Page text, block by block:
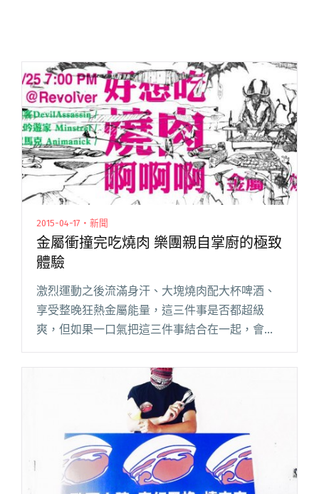
2015-04-17・新聞
金屬衝撞完吃燒肉 樂團親自掌廚的極致
體驗
激烈運動之後流滿身汗、大塊燒肉配大杯啤酒、
享受整晚狂熱金屬能量，這三件事是否都超級
爽，但如果一口氣把這三件事結合在一起，會不
會爽翻天！由惡魔刺客領軍的「金屬燒肉夜」，
將和吟遊家、 Animanick 一起用金屬轟炸歌迷，
演出結束之後再帶著大閱讀全文 "金屬衝撞完吃
燒肉 樂團親自掌廚的極致體驗"